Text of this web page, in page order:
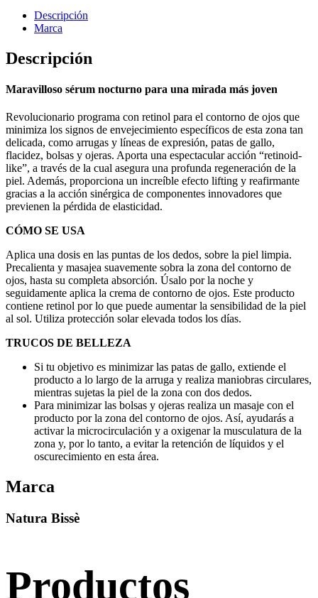
Descripción
Marca
Descripción
Maravilloso sérum nocturno para una mirada más joven
Revolucionario programa con retinol para el contorno de ojos que
minimiza los signos de envejecimiento específicos de esta zona tan
delicada, como arrugas y líneas de expresión, patas de gallo,
flacidez, bolsas y ojeras. Aporta una espectacular acción “retinoid-
like”, a través de la cual asegura una profunda regeneración de la
piel. Además, proporciona un increíble efecto lifting y reafirmante
gracias a la acción sinérgica de componentes innovadores que
previenen la pérdida de elasticidad.
CÓMO SE USA
Aplica una dosis en las puntas de los dedos, sobre la piel limpia.
Precalienta y masajea suavemente sobra la zona del contorno de
ojos, hasta su completa absorción. Úsalo por la noche y
seguidamente aplica la crema de contorno de ojos. Este producto
contiene retinol por lo que puede aumentar la sensibilidad de la piel
al sol. Utiliza protección solar elevada todos los días.
TRUCOS DE BELLEZA
Si tu objetivo es minimizar las patas de gallo, extiende el
producto a lo largo de la arruga y realiza maniobras circulares,
mientras sujetas la piel de la zona con dos dedos.
Para minimizar las bolsas y ojeras realiza un masaje con el
producto por la zona del contorno de ojos. Así, ayudarás a
activar la microcirculación y a oxigenar la musculatura de la
zona y, por lo tanto, a evitar la retención de líquidos y el
oscurecimiento en esta área.
Marca
Natura Bissè
Productos